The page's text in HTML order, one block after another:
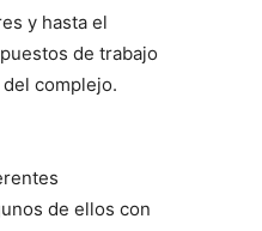
y hasta el
de trabajo
complejo.
de ellos con